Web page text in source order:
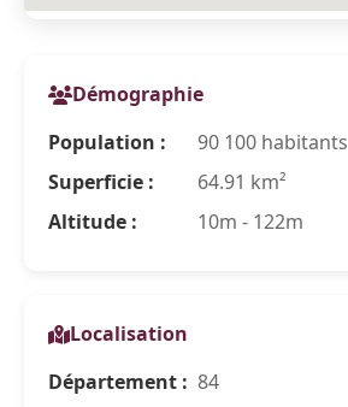
Démographie
Population :
90 100 habitants
Superficie :
64.91 km²
Altitude :
10m - 122m
Localisation
Département : 84